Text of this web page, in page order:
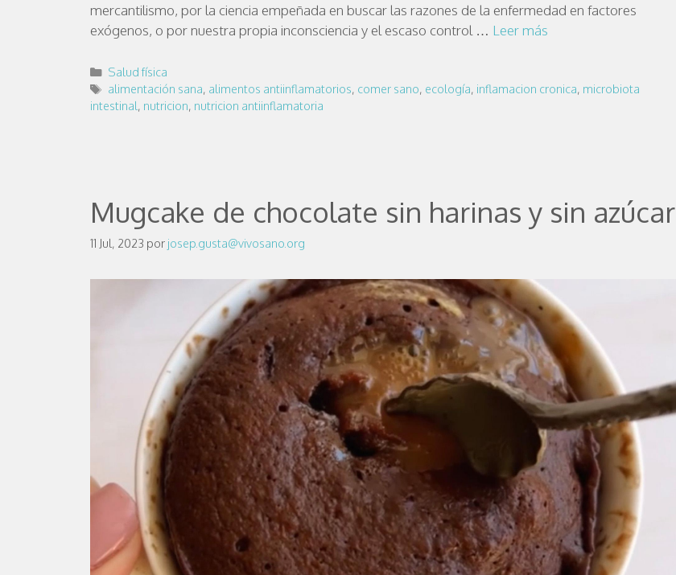
mercantilismo, por la ciencia empeñada en buscar las razones de la enfermedad en factores
exógenos, o por nuestra propia inconsciencia y el escaso control … Leer más
Salud física
alimentación sana, alimentos antiinflamatorios, comer sano, ecología, inflamacion cronica, microbiota
intestinal, nutricion, nutricion antiinflamatoria
Mugcake de chocolate sin harinas y sin azúcar
11 Jul, 2023 por josep.gusta@vivosano.org